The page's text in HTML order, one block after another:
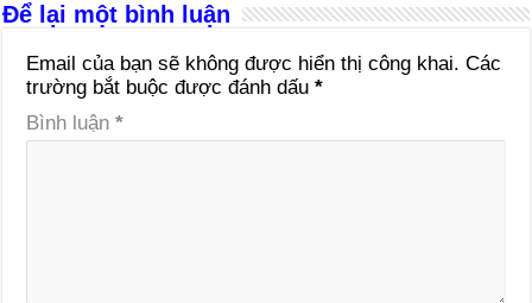
Để lại một bình luận
Email của bạn sẽ không được hiển thị công khai. Các
trường bắt buộc được đánh dấu*
Bình luận*